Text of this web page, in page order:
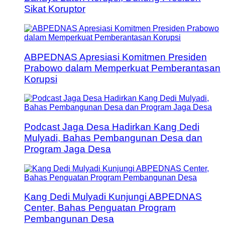
Sikat Koruptor
ABPEDNAS Apresiasi Komitmen Presiden
Prabowo dalam Memperkuat Pemberantasan
Korupsi
Podcast Jaga Desa Hadirkan Kang Dedi
Mulyadi, Bahas Pembangunan Desa dan
Program Jaga Desa
Kang Dedi Mulyadi Kunjungi ABPEDNAS
Center, Bahas Penguatan Program
Pembangunan Desa